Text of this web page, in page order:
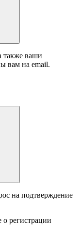
также ваши
вам на email.
на подтверждение
регистрации